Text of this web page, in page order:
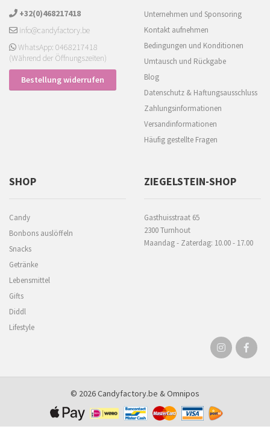
+32(0)468217418
info@candyfactory.be
WhatsApp: 0468217418
(Während der Öffnungszeiten)
Bestellung widerrufen
Unternehmen und Sponsoring
Kontakt aufnehmen
Bedingungen und Konditionen
Umtausch und Rückgabe
Blog
Datenschutz & Haftungsausschluss
Zahlungsinformationen
Versandinformationen
Häufig gestellte Fragen
SHOP
Candy
Bonbons auslöffeln
Snacks
Getränke
Lebensmittel
Gifts
Diddl
Lifestyle
ZIEGELSTEIN-SHOP
Gasthuisstraat 65
2300 Turnhout
Maandag - Zaterdag: 10.00 - 17.00
© 2026 Candyfactory.be &Omnipos